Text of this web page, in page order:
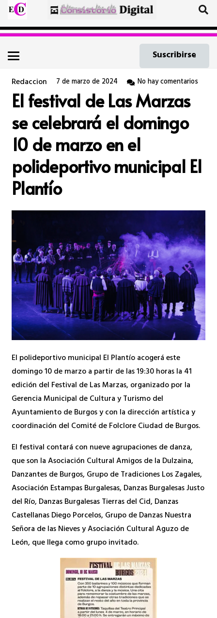
Suscribirse
Redaccion 7 de marzo de 2024 No hay comentarios
El festival de Las Marzas
se celebrará el domingo
10 de marzo en el
polideportivo municipal El
Plantío
El polideportivo municipal El Plantío acogerá este
domingo 10 de marzo a partir de las 19:30 horas la 41
edición del Festival de Las Marzas, organizado por la
Gerencia Municipal de Cultura y Turismo del
Ayuntamiento de Burgos y con la dirección artística y
coordinación del Comité de Folclore Ciudad de Burgos.
El festival contará con nueve agrupaciones de danza,
que son la Asociación Cultural Amigos de la Dulzaina,
Danzantes de Burgos, Grupo de Tradiciones Los Zagales,
Asociación Estampas Burgalesas, Danzas Burgalesas Justo
del Río, Danzas Burgalesas Tierras del Cid, Danzas
Castellanas Diego Porcelos, Grupo de Danzas Nuestra
Señora de las Nieves y Asociación Cultural Aguzo de
León, que llega como grupo invitado.